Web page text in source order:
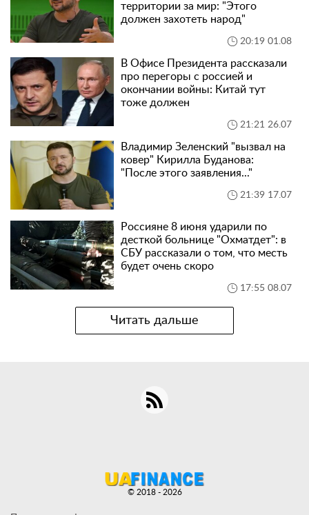
территории за мир: "Этого
должен захотеть народ"
20:19 01.08
В Офисе Президента рассказали
про перегоры с россией и
окончании войны: Китай тут
тоже должен
21:21 26.07
Владимир Зеленский "вызвал на
ковер" Кирилла Буданова:
"После этого заявления..."
21:39 17.07
Россияне 8 июня ударили по
десткой больнице "Охматдет": в
СБУ рассказали о том, что месть
будет очень скоро
17:55 08.07
Читать дальше
© 2018 - 2026